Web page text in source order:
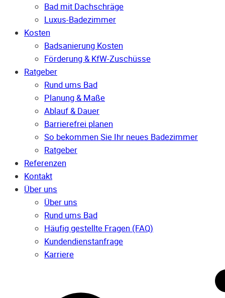
Bad mit Dachschräge
Luxus-Badezimmer
Kosten
Badsanierung Kosten
Förderung & KfW-Zuschüsse
Ratgeber
Rund ums Bad
Planung & Maße
Ablauf & Dauer
Barrierefrei planen
So bekommen Sie Ihr neues Badezimmer
Ratgeber
Referenzen
Kontakt
Über uns
Über uns
Rund ums Bad
Häufig gestellte Fragen (FAQ)
Kunden­dienst­anfrage
Karriere